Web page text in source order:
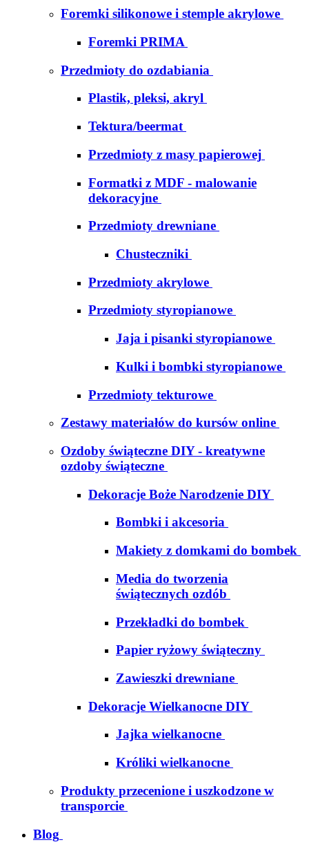
Foremki silikonowe i stemple akrylowe
Foremki PRIMA
Przedmioty do ozdabiania
Plastik, pleksi, akryl
Tektura/beermat
Przedmioty z masy papierowej
Formatki z MDF - malowanie
dekoracyjne
Przedmioty drewniane
Chusteczniki
Przedmioty akrylowe
Przedmioty styropianowe
Jaja i pisanki styropianowe
Kulki i bombki styropianowe
Przedmioty tekturowe
Zestawy materiałów do kursów online
Ozdoby świąteczne DIY - kreatywne
ozdoby świąteczne
Dekoracje Boże Narodzenie DIY
Bombki i akcesoria
Makiety z domkami do bombek
Media do tworzenia
świątecznych ozdób
Przekładki do bombek
Papier ryżowy świąteczny
Zawieszki drewniane
Dekoracje Wielkanocne DIY
Jajka wielkanocne
Króliki wielkanocne
Produkty przecenione i uszkodzone w
transporcie
Blog